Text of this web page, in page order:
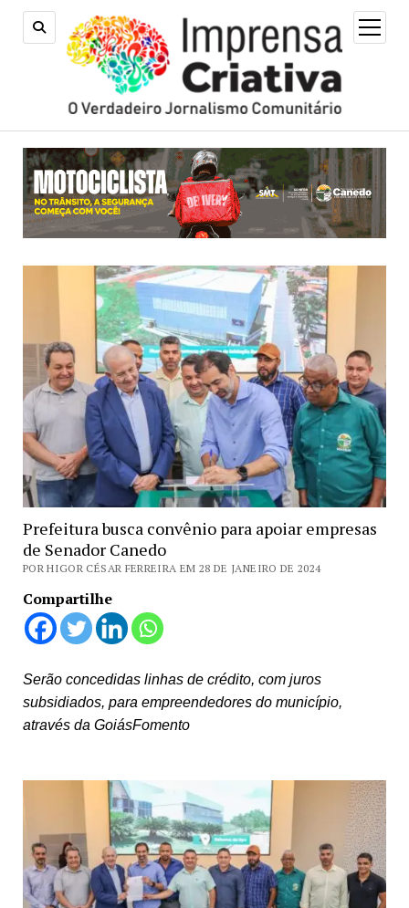
open
menu
Prefeitura busca convênio para apoiar empresas
de Senador Canedo
POR HIGOR CÉSAR FERREIRA EM 28 DE JANEIRO DE 2024
Compartilhe
Serão concedidas linhas de crédito, com juros
subsidiados, para empreendedores do município,
através da GoiásFomento